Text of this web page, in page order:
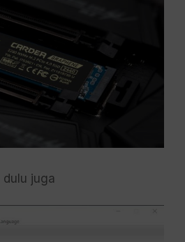
dulu juga